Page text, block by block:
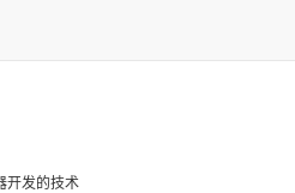
开发的技术